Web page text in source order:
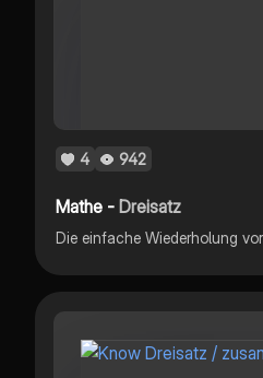
4 942
Mathe -Dreisatz